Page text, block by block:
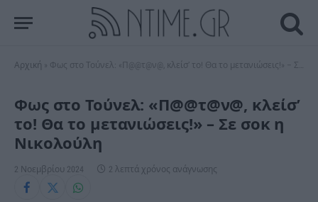
Αρχική Φως στο Τούνελ: «Π@@τ@ν@, κλείσ’ το! Θα το μετανιώσεις!» – Σε σοκ η Νικολούλη
Φως στο Τούνελ: «Π@@τ@ν@, κλείσ’
το! Θα το μετανιώσεις!» – Σε σοκ η
Νικολούλη
2 Νοεμβρίου 2024 2 λεπτά χρόνος ανάγνωσης